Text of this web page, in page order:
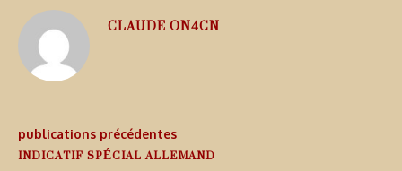
CLAUDE ON4CN
publications précédentes
INDICATIF SPÉCIAL ALLEMAND